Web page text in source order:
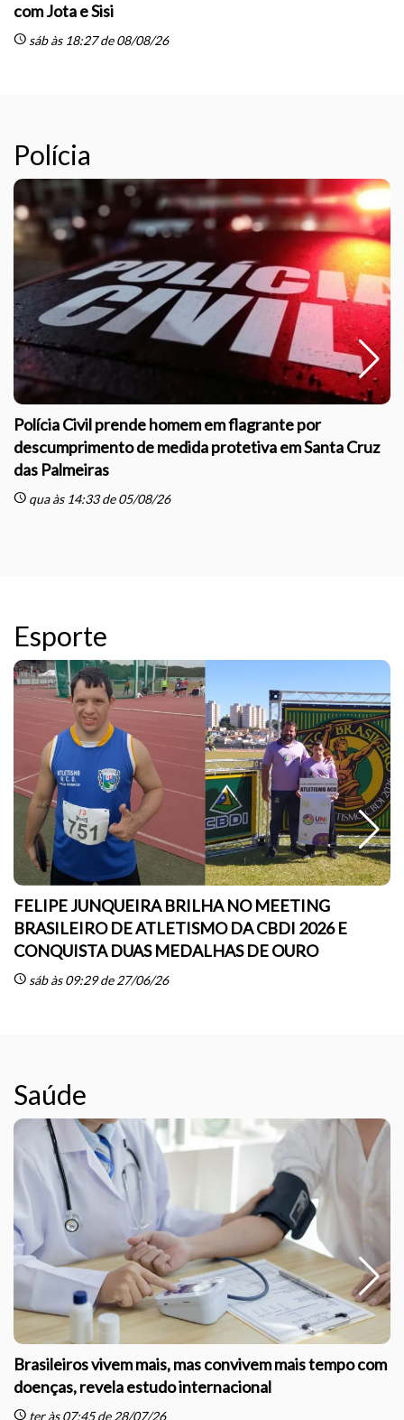
com Jota e Sisi
schedule sáb às 18:27 de 08/08/26
Polícia
Polícia Civil prende homem em flagrante por
descumprimento de medida protetiva em Santa Cruz
das Palmeiras
schedule qua às 14:33 de 05/08/26
Esporte
FELIPE JUNQUEIRA BRILHA NO MEETING
BRASILEIRO DE ATLETISMO DA CBDI 2026 E
CONQUISTA DUAS MEDALHAS DE OURO
schedule sáb às 09:29 de 27/06/26
Saúde
Brasileiros vivem mais, mas convivem mais tempo com
doenças, revela estudo internacional
schedule ter às 07:45 de 28/07/26